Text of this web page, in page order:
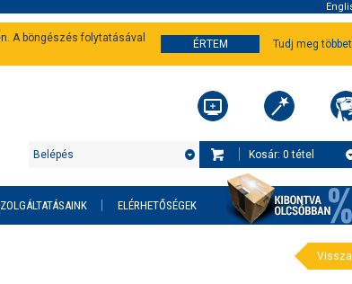
A böngészés folytatásával
ÉRTEM Tudj meg többet
Kosár: 0 tétel
Belépés
ELÉRHETŐSÉGEK
Vissza